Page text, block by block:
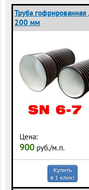
Труба
200 мм
Цена:
900 руб./м.п.
Купить
в 1 клик!